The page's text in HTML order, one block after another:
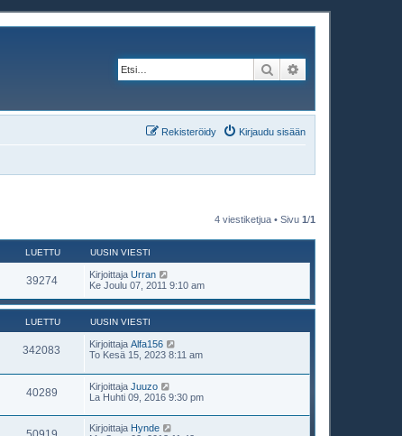
Etsi
Kirjaudu sisään
Rekisteröidy
4 viestiketjua • Sivu 1/1
LUETTU UUSIN VIESTI
39274 Kirjoittaja Urran
Ke Joulu 07, 2011 9:10 am
LUETTU UUSIN VIESTI
342083 Kirjoittaja Alfa156
To Kesä 15, 2023 8:11 am
40289 Kirjoittaja Juuzo
La Huhti 09, 2016 9:30 pm
Kirjoittaja Hynde